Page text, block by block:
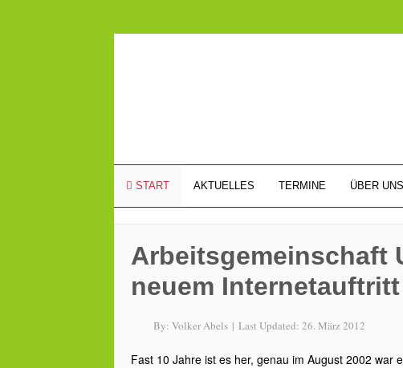
START AKTUELLES TERMINE ÜBER UNS
Arbeitsgemeinschaft
neuem Internetauftritt
By: Volker Abels | Last Updated: 26. März 2012
Fast 10 Jahre ist es her, genau im August 2002 war